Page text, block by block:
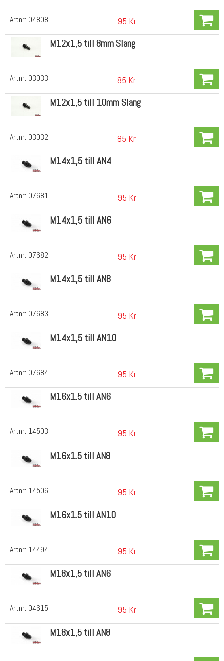
Artnr: 04808 95 Kr
Artnr: 03033
M12x1,5 till 8mm Slang
85 Kr
Artnr: 03032
M12x1,5 till 10mm Slang
85 Kr
Artnr: 07681
M14x1,5 till AN4
95 Kr
Artnr: 07682
M14x1,5 till AN6
95 Kr
Artnr: 07683
M14x1,5 till AN8
95 Kr
Artnr: 07684
M14x1,5 till AN10
95 Kr
Artnr: 14503
M16x1.5 till AN6
95 Kr
Artnr: 14506
M16x1.5 till AN8
95 Kr
Artnr: 14494
M16x1.5 till AN10
95 Kr
Artnr: 04615
M18x1,5 till AN6
95 Kr
M18x1,5 till AN8